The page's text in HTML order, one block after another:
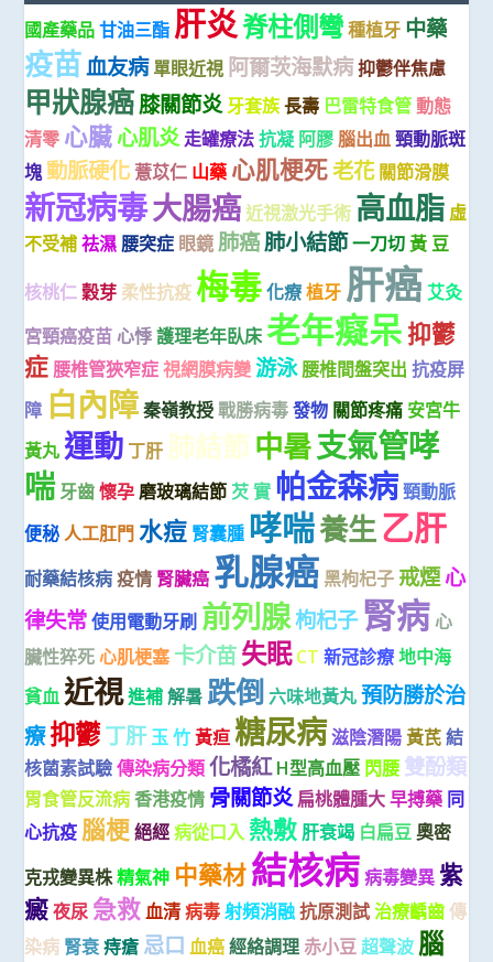
國產藥品 甘油三酯 肝炎脊柱側彎種植牙 中藥
疫苗血友病 單眼近視 阿爾茨海默病 抑鬱伴焦慮
甲狀腺癌膝關節炎牙套族 長壽 巴雷特食管 動態
清零 心臟心肌炎 走罐療法 抗凝 阿膠 腦出血 頸動脈斑
塊動脈硬化 薏苡仁 山藥 心肌梗死老花 關節滑膜
新冠病毒大腸癌近視激光手術 高血脂 虛
不受補 祛濕 腰突症 眼鏡 肺癌肺小結節一刀切 黃 豆
核桃仁 穀芽 柔性抗疫 梅毒 化療 植牙 肝癌 艾灸
宮頸癌疫苗 心悸 護理老年臥床 老年癡呆 抑鬱
症 腰椎管狹窄症 視網膜病變 游泳 腰椎間盤突出 抗疫屏
障 白內障 秦嶺教授 戰勝病毒 發物 關節疼痛 安宮牛
黃丸 運動 丁肝 肺結節中暑支氣管哮
喘牙齒 懷孕 磨玻璃結節 芡 實 帕金森病頸動脈
便秘 人工肛門 水痘 腎囊腫 哮喘養生乙肝
耐藥結核病 疫情 腎臟癌 乳腺癌 黑枸杞子 戒煙心
律失常 使用電動牙刷 前列腺枸杞子 腎病 心
臟性猝死 心肌梗塞 卡介苗失眠 CT 新冠診療 地中海
貧血 近視進補 解暑 跌倒 六味地黃丸 預防勝於治
療抑鬱丁肝 玉 竹 黃疸 糖尿病滋陰潛陽 黃芪 結
核菌素試驗 傳染病分類 化橘紅 H型高血壓 閃腰 雙酚類
胃食管反流病 香港疫情 骨關節炎 扁桃體腫大 早搏藥 同
心抗疫 腦梗 絕經 病從口入 熱敷 肝衰竭 白扁豆 奧密
克戎變異株精氣神 中藥材結核病 病毒變異 紫
癜 夜尿 急救 血清 病毒 射頻消融 抗原測試 治療齲齒 傳
染病 腎衰 痔瘡 忌口 血癌 經絡調理 赤小豆 超聲波 腦